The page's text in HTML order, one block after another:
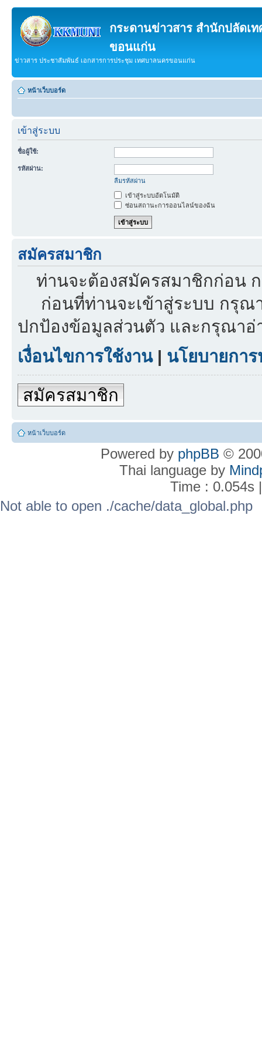
กระดานข่าวสาร สำนักปลัดเ
ขอนแก่น
ข่าวสาร ประชาสัมพันธ์ เอกสารการประชุม เทศบาลนครขอนแก่น
หน้าเว็บบอร์ด
เข้าสู่ระบบ
ชื่อผู้ใช้:
รหัสผ่าน:
ลืมรหัสผ่าน
เข้าสู่ระบบอัตโนมัติ
ซ่อนสถานะการออนไลน์ของฉัน
สมัครสมาชิก
ท่านจะต้องสมัครสมาชิกก่อน ก
ก่อนที่ท่านจะเข้าสู่ระบบ กรุณา
ปกป้องข้อมูลส่วนตัว และกรุณา
เงื่อนไขการใช้งาน| นโยบายกา
สมัครสมาชิก
หน้าเว็บบอร์ด
Powered by phpBB ©
Thai language by
Time : 0.054s
Not able to open ./cache/data_global.php